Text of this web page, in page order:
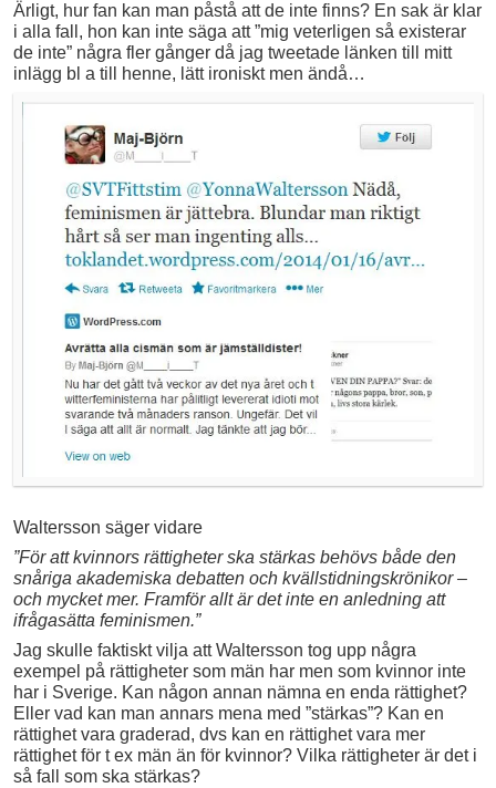
Ärligt, hur fan kan man påstå att de inte finns? En sak är klar
i alla fall, hon kan inte säga att ”mig veterligen så existerar
de inte” några fler gånger då jag tweetade länken till mitt
inlägg bl a till henne, lätt ironiskt men ändå…
Waltersson säger vidare
”För att kvinnors rättigheter ska stärkas behövs både den
snåriga akademiska debatten och kvällstidningskrönikor –
och mycket mer. Framför allt är det inte en anledning att
ifrågasätta feminismen.”
Jag skulle faktiskt vilja att Waltersson tog upp några
exempel på rättigheter som män har men som kvinnor inte
har i Sverige. Kan någon annan nämna en enda rättighet?
Eller vad kan man annars mena med ”stärkas”? Kan en
rättighet vara graderad, dvs kan en rättighet vara mer
rättighet för t ex män än för kvinnor? Vilka rättigheter är det i
så fall som ska stärkas?